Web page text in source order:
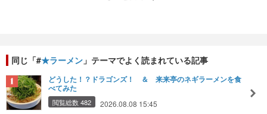
同じ「#★ラーメン 」テーマでよく読まれている記事
どうした！？ドラゴンズ！ ＆ 来来亭のネギラーメンを食
べてみた
閲覧総数 482 2026.08.08 15:45